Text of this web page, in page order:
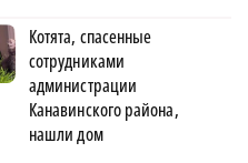
Котята, спасенные
сотрудниками
администрации
Канавинского района,
нашли дом